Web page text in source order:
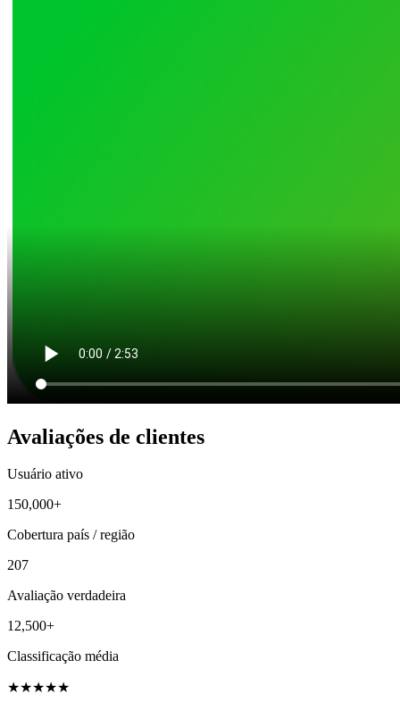
Avaliações de clientes
Usuário ativo
150,000+
Cobertura país / região
207
Avaliação verdadeira
12,500+
Classificação média
★★★★★